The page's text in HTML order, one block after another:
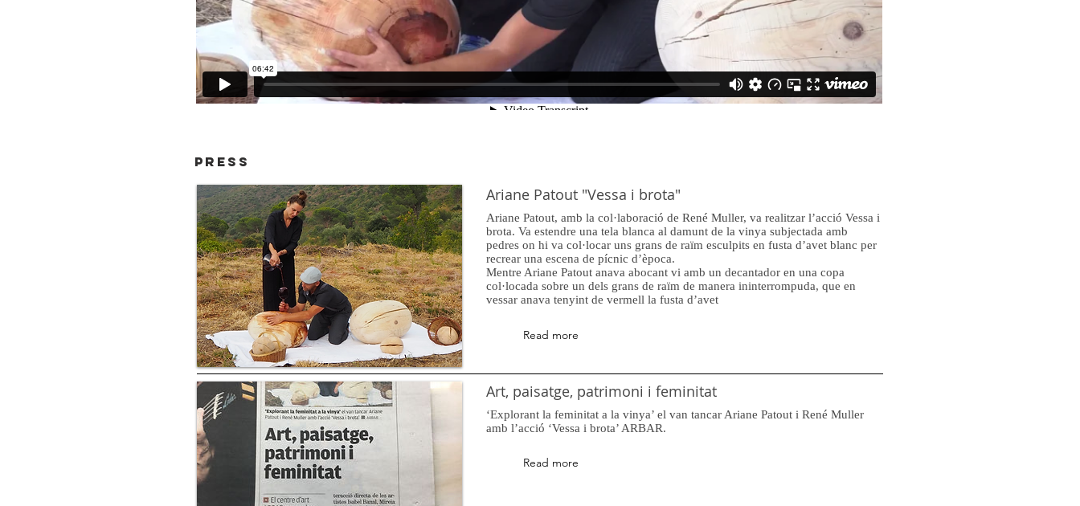
Press
Ariane Patout "Vessa i brota"
Ariane Patout, amb la col·laboració de René Muller, va realitzar l’acció Vessa i
brota. Va estendre una tela blanca al damunt de la vinya subjectada amb
pedres on hi va col·locar uns grans de raïm esculpits en fusta d’avet blanc per
recrear una escena de pícnic d’època.
Mentre Ariane Patout anava abocant vi amb un decantador en una copa
col·locada sobre un dels grans de raïm de manera ininterrompuda, que en
vessar anava tenyint de vermell la fusta d’avet
Read more
Art, paisatge, patrimoni i feminitat
‘Explorant la feminitat a la vinya’ el van tancar Ariane Patout i René Muller
amb l’acció ‘Vessa i brota’ ARBAR.
Read more